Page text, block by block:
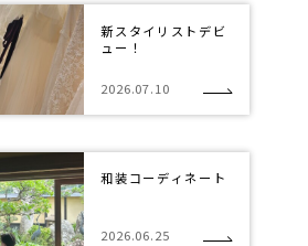
新スタイリストデビ
ュー！
2026.07.10
和装コーディネート
2026.06.25